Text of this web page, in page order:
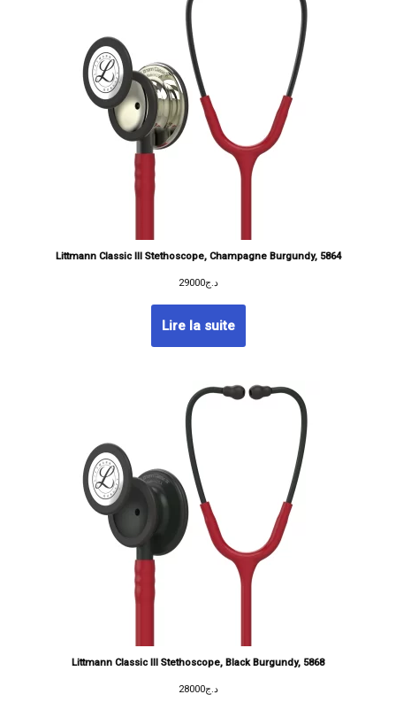
Littmann Classic III Stethoscope, Champagne Burgundy, 5864
د.ج29000
Lire la suite
Littmann Classic III Stethoscope, Black Burgundy, 5868
د.ج28000